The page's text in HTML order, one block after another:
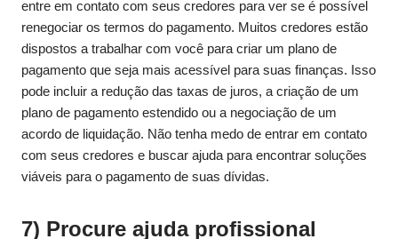
entre em contato com seus credores para ver se é possível
renegociar os termos do pagamento. Muitos credores estão
dispostos a trabalhar com você para criar um plano de
pagamento que seja mais acessível para suas finanças. Isso
pode incluir a redução das taxas de juros, a criação de um
plano de pagamento estendido ou a negociação de um
acordo de liquidação. Não tenha medo de entrar em contato
com seus credores e buscar ajuda para encontrar soluções
viáveis para o pagamento de suas dívidas.
7) Procure ajuda profissional